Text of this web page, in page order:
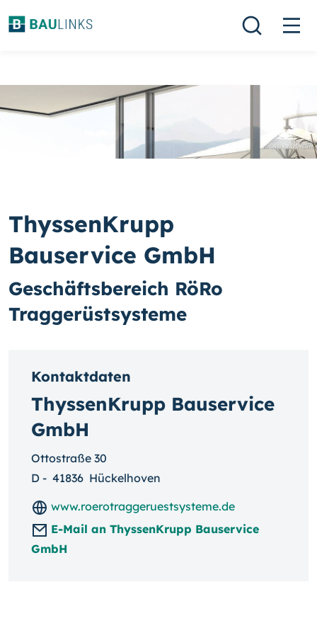
ThyssenKrupp
Bauservice GmbH
Geschäftsbereich RöRo
Traggerüstsysteme
Kontaktdaten
ThyssenKrupp Bauservice
GmbH
Ottostraße 30
D - 41836 Hückelhoven
www.roerotraggeruestsysteme.de
E-Mail an ThyssenKrupp Bauservice
GmbH